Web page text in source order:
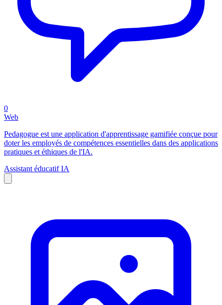
0
Web
Pedagogue est une application d'apprentissage gamifiée conçue pour
doter les employés de compétences essentielles dans des applications
pratiques et éthiques de l'IA.
Assistant éducatif IA